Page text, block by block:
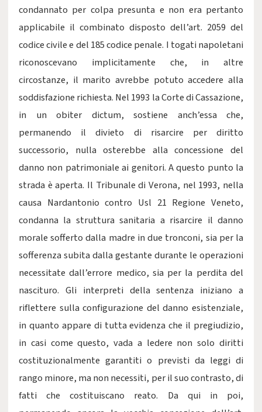
condannato per colpa presunta e non era pertanto
applicabile il combinato disposto dell’art. 2059 del
codice civile e del 185 codice penale. I togati napoletani
riconoscevano implicitamente che, in altre
circostanze, il marito avrebbe potuto accedere alla
soddisfazione richiesta. Nel 1993 la Corte di Cassazione,
in un obiter dictum, sostiene anch’essa che,
permanendo il divieto di risarcire per diritto
successorio, nulla osterebbe alla concessione del
danno non patrimoniale ai genitori. A questo punto la
strada è aperta. Il Tribunale di Verona, nel 1993, nella
causa Nardantonio contro Usl 21 Regione Veneto,
condanna la struttura sanitaria a risarcire il danno
morale sofferto dalla madre in due tronconi, sia per la
sofferenza subita dalla gestante durante le operazioni
necessitate dall’errore medico, sia per la perdita del
nascituro. Gli interpreti della sentenza iniziano a
riflettere sulla configurazione del danno esistenziale,
in quanto appare di tutta evidenza che il pregiudizio,
in casi come questo, vada a ledere non solo diritti
costituzionalmente garantiti o previsti da leggi di
rango minore, ma non necessiti, per il suo contrasto, di
fatti che costituiscano reato. Da qui in poi,